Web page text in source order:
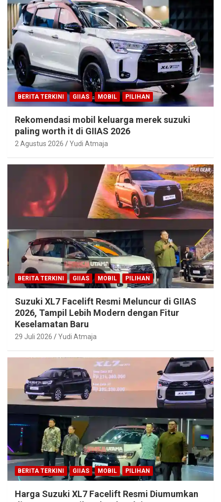
BERITA TERKINI GIIAS MOBIL PILIHAN
Rekomendasi mobil keluarga merek suzuki
paling worth it di GIIAS 2026
2 Agustus 2026 Yudi Atmaja
BERITA TERKINI GIIAS MOBIL PILIHAN
Suzuki XL7 Facelift Resmi Meluncur di GIIAS
2026, Tampil Lebih Modern dengan Fitur
Keselamatan Baru
29 Juli 2026 Yudi Atmaja
BERITA TERKINI GIIAS MOBIL PILIHAN
Harga Suzuki XL7 Facelift Resmi Diumumkan